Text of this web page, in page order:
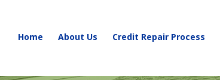
Home About Us Credit Repair Process